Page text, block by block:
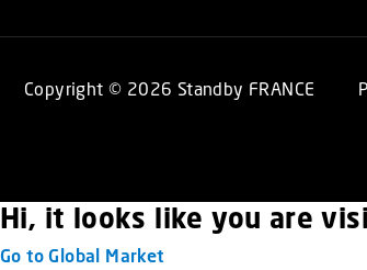
Copyright © 2026 Standby FRANCE
Hi, it looks like you are
Go to Global Market